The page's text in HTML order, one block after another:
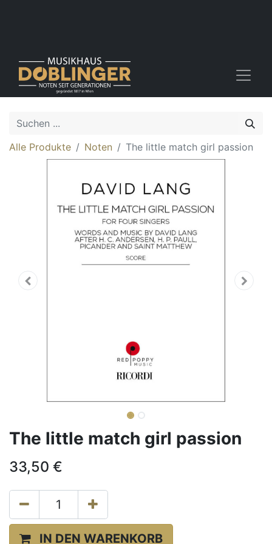
Alle Produkte Noten The little match girl passion
The little match girl passion
33,50 €
IN DEN WARENKORB